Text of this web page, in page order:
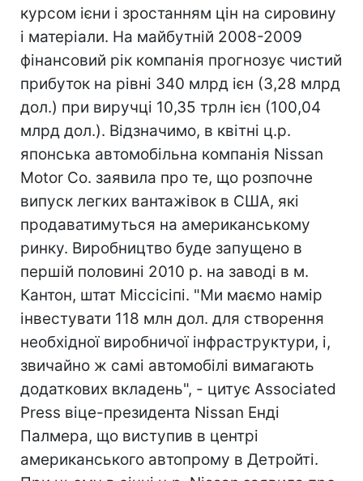
курсом ієни і зростанням цін на сировину
і матеріали. На майбутній 2008-2009
фінансовий рік компанія прогнозує чистий
прибуток на рівні 340 млрд ієн (3,28 млрд
дол.) при виручці 10,35 трлн ієн (100,04
млрд дол.). Відзначимо, в квітні ц.р.
японська автомобільна компанія Nissan
Motor Co. заявила про те, що розпочне
випуск легких вантажівок в США, які
продаватимуться на американському
ринку. Виробництво буде запущено в
першій половині 2010 р. на заводі в м.
Кантон, штат Міссісіпі. "Ми маємо намір
інвестувати 118 млн дол. для створення
необхідної виробничої інфраструктури, і,
звичайно ж самі автомобілі вимагають
додаткових вкладень", - цитує Associated
Press віце-президента Nissan Енді
Палмера, що виступив в центрі
американського автопрому в Детройті.